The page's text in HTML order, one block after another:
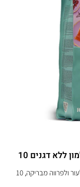
סאמיט 10 הול צ'ויס מזון טרי בטעם סלמון ללא דגנים 10
מזון טרי בטעם סלמון, ללא דגנים, עשיר באומגה לעור ולפרווה מבריקה, 10